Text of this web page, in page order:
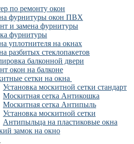
по ремонту окон
фурнитуры окон ПВХ
и замена фурнитуры
фурнитуры
уплотнителя на окнах
разбитых стеклопакетов
балконной двери
окон на балконе
сетки на окна
Установка москитной сетки стандарт
Москитная сетка Антикошка
Москитная сетка Антипыль
Установка москитной сетки
Антипыльца на пластиковые окна
замок на окно